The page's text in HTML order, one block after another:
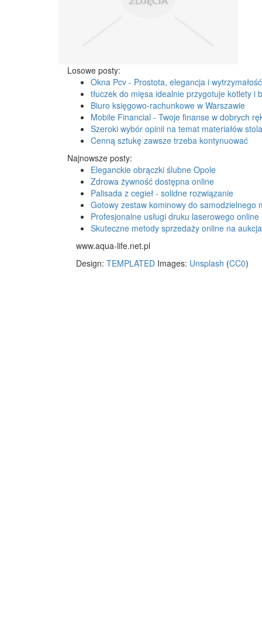
Losowe posty:
Okna Pcv - Prostota, elegancja i
tłuczek do mięsa idealnie przygotuje kotlety i
Biuro księgowo-rachunkowe w Warszawie
Mobile Financial - Twoje finanse w dobrych
Szeroki wybór opinii na temat materiałów
Cenną sztukę zawsze trzeba kontynuować
Najnowsze posty:
Eleganckie obrączki ślubne Opole
Zdrowa żywność dostępna online
Palisada z cegieł - solidne rozwiązanie
Gotowy zestaw kominowy do samodzielnego
Profesjonalne usługi druku laserowego online
Skuteczne metody sprzedaży online na
www.aqua-life.net.pl
Design: TEMPLATED Images: Unsplash (CC0)